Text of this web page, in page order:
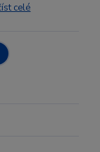
celé